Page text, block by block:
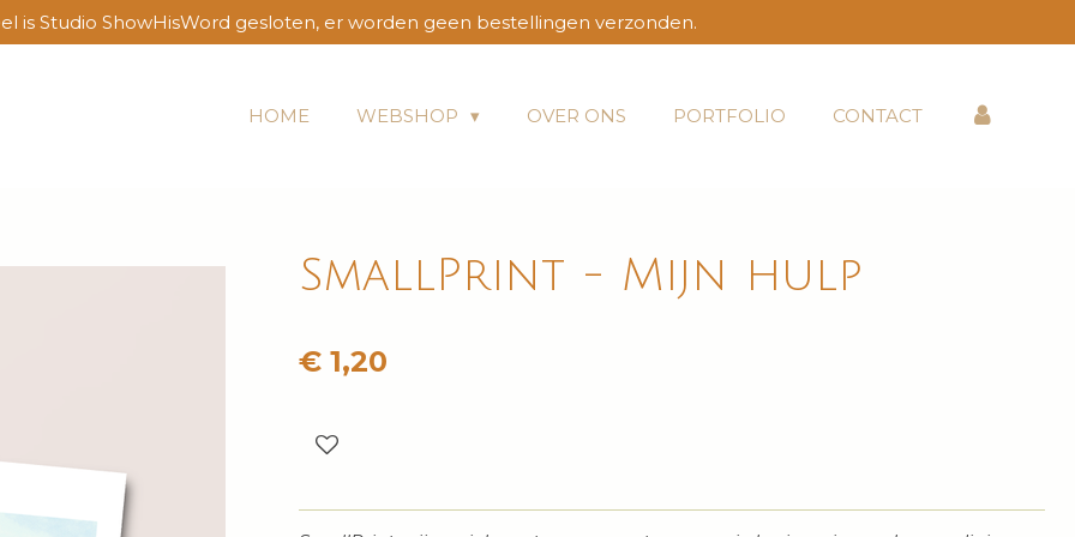
is Studio ShowHisWord gesloten, er worden geen bestellingen verzonden.
HOME WEBSHOP OVER ONS PORTFOLIO CONTACT
SmallPrint - Mijn hulp
€ 1,20